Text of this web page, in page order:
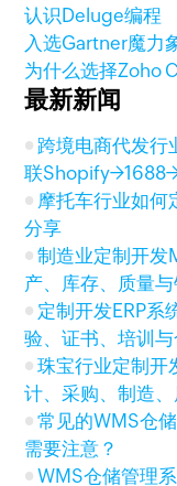
认识Deluge编程
入选Gartner魔力
为什么选择Zoho
最新新闻
跨境电商代发行
联
摩托车行业如何
分享
制造业定制开发
产、库存、质量
定制开发ERP系
验、证书、培训
珠宝行业定制开
计、采购、制造
常见的WMS仓
需要注意？
WMS仓储管理